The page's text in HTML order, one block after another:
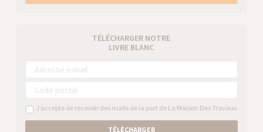
TÉLÉCHARGER NOTRE
LIVRE BLANC
J’accepte de recevoir des mails de la part de La Maison Des Travaux
TÉLÉCHARGER